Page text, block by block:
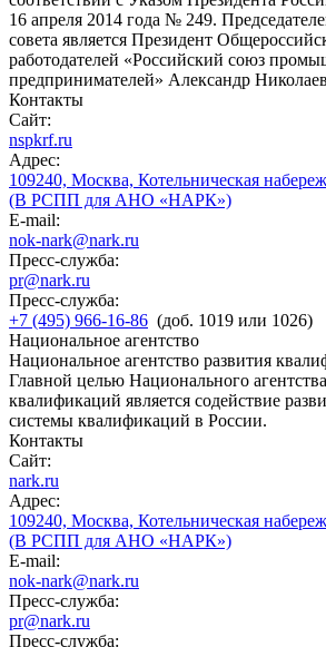
16 апреля 2014 года № 249.
совета является Президент
работодателей «Российский союз
предпринимателей» Александр
Контакты
Сайт:
nspkrf.ru
Адрес:
109240, Москва, Котельническая
(В РСПП для АНО «НАРК»)
E-mail:
nok-nark@nark.ru
Пресс-служба:
pr@nark.ru
Пресс-служба:
+7 (495) 966-16-86 (доб. 1019 или 1026)
Национальное агентство
Национальное агентство развития
Главной целью Национального
квалификаций является содействие
системы квалификаций в России.
Контакты
Сайт:
nark.ru
Адрес:
109240, Москва, Котельническая
(В РСПП для АНО «НАРК»)
E-mail:
nok-nark@nark.ru
Пресс-служба:
pr@nark.ru
Пресс-служба: